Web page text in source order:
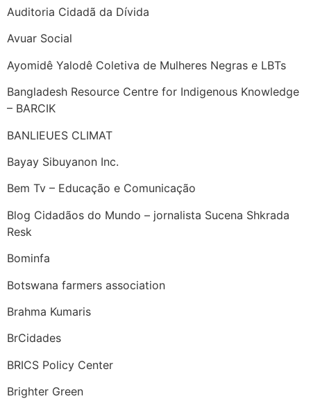
Auditoria Cidadã da Dívida
Avuar Social
Ayomidê Yalodê Coletiva de Mulheres Negras e LBTs
Bangladesh Resource Centre for Indigenous Knowledge
– BARCIK
BANLIEUES CLIMAT
Bayay Sibuyanon Inc.
Bem Tv – Educação e Comunicação
Blog Cidadãos do Mundo – jornalista Sucena Shkrada
Resk
Bominfa
Botswana farmers association
Brahma Kumaris
BrCidades
BRICS Policy Center
Brighter Green